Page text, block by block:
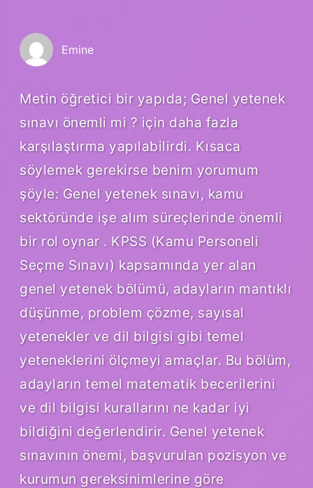
Emine
Metin öğretici bir yapıda; Genel yetenek
sınavı önemli mi ? için daha fazla
karşılaştırma yapılabilirdi. Kısaca
söylemek gerekirse benim yorumum
şöyle: Genel yetenek sınavı, kamu
sektöründe işe alım süreçlerinde önemli
bir rol oynar . KPSS (Kamu Personeli
Seçme Sınavı) kapsamında yer alan
genel yetenek bölümü, adayların mantıklı
düşünme, problem çözme, sayısal
yetenekler ve dil bilgisi gibi temel
yeteneklerini ölçmeyi amaçlar. Bu bölüm,
adayların temel matematik becerilerini
ve dil bilgisi kurallarını ne kadar iyi
bildiğini değerlendirir. Genel yetenek
sınavının önemi, başvurulan pozisyon ve
kurumun gereksinimlerine göre